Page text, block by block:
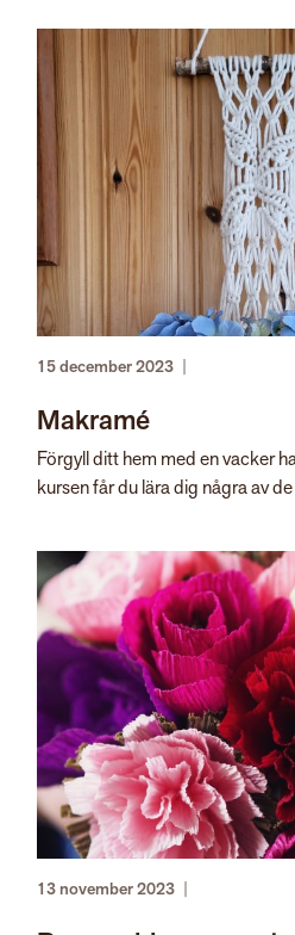
15 december 2023
Makramé
Förgyll ditt hem med en vacker
kursen får du lära dig några av
13 november 2023